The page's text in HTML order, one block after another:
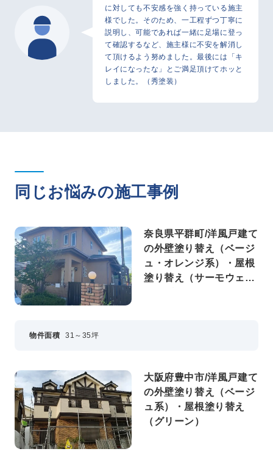
に対しても不安感を強く持っている施主
様でした。そのため、一工程ずつ丁寧に
説明し、可能であれば一緒に足場に登っ
て確認するなど、施主様に不安を解消し
て頂けるよう努めました。最後には「キ
レイになったな」とご満足頂けてホッと
しました。（秀塗装）
同じお悩みの施工事例
奈良県平群町/洋風戸建て
の外壁塗り替え（ベージ
ュ・オレンジ系）・屋根
塗り替え（サーモウェザ
物件面積 31～35坪
大阪府豊中市/洋風戸建て
の外壁塗り替え（ベージ
ュ系）・屋根塗り替え
（グリーン）